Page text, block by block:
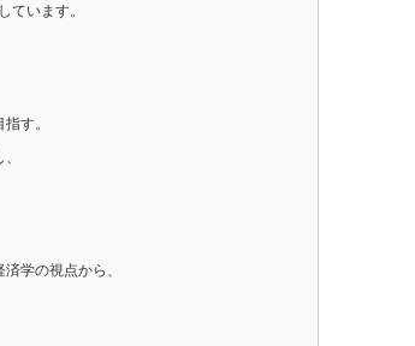
ています。
す。
学の視点から、